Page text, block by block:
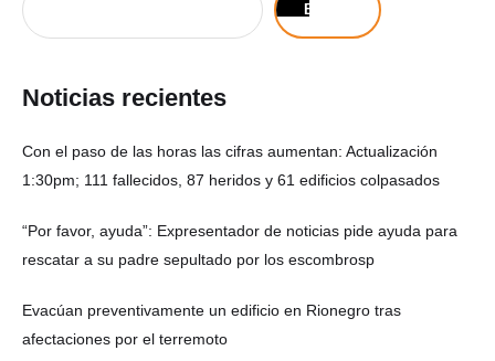
Buscar
Noticias recientes
Con el paso de las horas las cifras aumentan: Actualización
1:30pm; 111 fallecidos, 87 heridos y 61 edificios colpasados
“Por favor, ayuda”: Expresentador de noticias pide ayuda para
rescatar a su padre sepultado por los escombrosp
Evacúan preventivamente un edificio en Rionegro tras
afectaciones por el terremoto